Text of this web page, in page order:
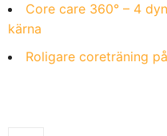
Core care 360° – 4
kärna
Roligare coreträning